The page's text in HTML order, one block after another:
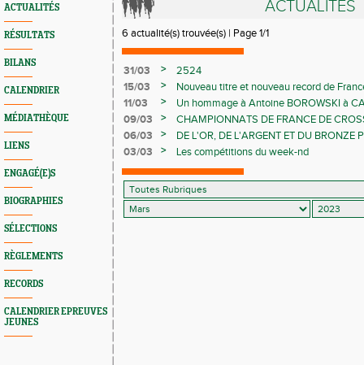
ACTUALITÉS
RÉSULTATS
BILANS
CALENDRIER
MÉDIATHÈQUE
LIENS
ENGAGÉ(E)S
BIOGRAPHIES
SÉLECTIONS
RÈGLEMENTS
RECORDS
CALENDRIER EPREUVES
JEUNES
ACTUALITÉS
6 actualité(s) trouvée(s) | Page 1/1
31/03 >
2524
15/03
>
Nouveau titre et nouveau record de
BERETTA
11/03 >
Un hommage à Antoine BOROWSKI à
09/03
>
CHAMPIONNATS DE FRANCE DE
MARCHE
06/03 >
DE L'OR, DE L'ARGENT ET DU BRONZE
NOS MINIMES
03/03 > Les compétitions du week-nd